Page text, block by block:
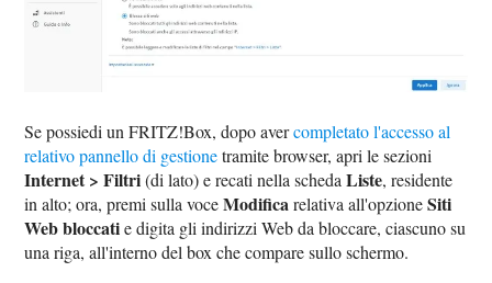
Se possiedi un FRITZ!Box, dopo avercompletato l'accesso al
relativo pannello di gestionetramite browser, apri le sezioni
Internet > Filtri(di lato) e recati nella schedaListe, residente
in alto; ora, premi sulla voceModifica relativa all'opzioneSiti
Web bloccatie digita gli indirizzi Web da bloccare, ciascuno su
una riga, all'interno del box che compare sullo schermo.